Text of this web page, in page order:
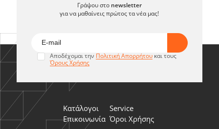
Γράψου στο newsletter
για να μαθαίνεις πρώτος τα νέα μας!
Αποδέχομαι την Πολιτική Απορρήτουκαι τους
Όρους Χρήσης
Κατάλογοι
Service
Επικοινωνία Όροι Χρήσης